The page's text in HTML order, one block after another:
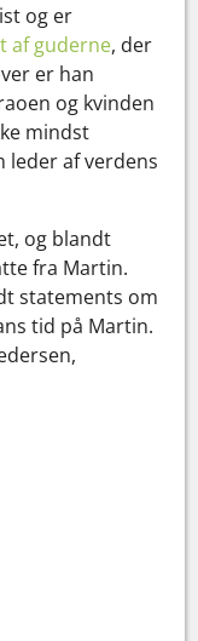
og er
af guderne, der
er han
og kvinden
mindst
leder af verdens
og blandt
fra Martin.
statements om
tid på Martin.